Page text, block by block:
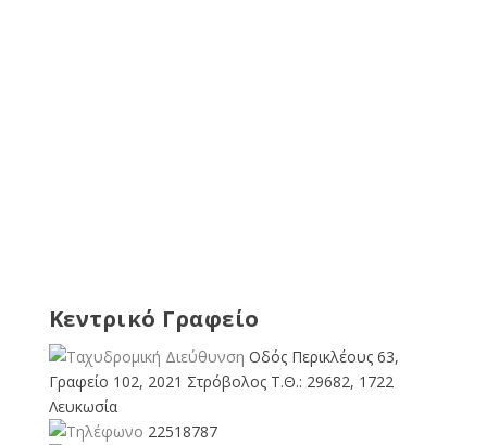
Κεντρικό Γραφείο
Οδός Περικλέους 63,
Γραφείο 102, 2021 Στρόβολος Τ.Θ.: 29682, 1722
Λευκωσία
22518787